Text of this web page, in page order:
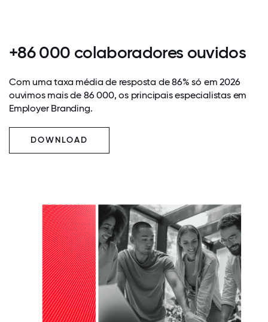
+86 000 colaboradores ouvidos
Com uma taxa média de resposta de 86% só em 2026
ouvimos mais de 86 000, os principais especialistas em
Employer Branding.
DOWNLOAD